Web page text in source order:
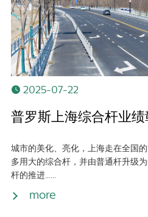
2025-07-22
普罗斯上海综合杆业绩
城市的美化、亮化，上海走在全国
多用大的综合杆，并由普通杆升级
杆的推进......
more